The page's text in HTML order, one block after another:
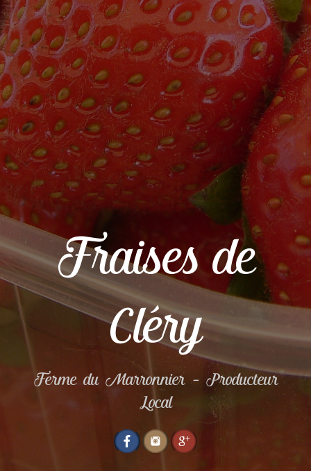
Fraises de
Cléry
Ferme du Marronnier – Producteur
Local